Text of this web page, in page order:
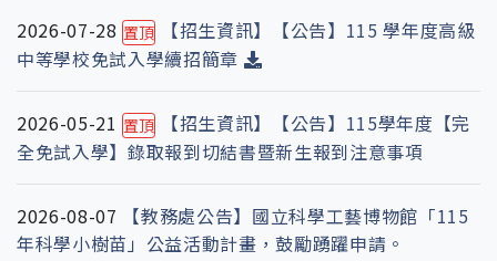
2026-07-28置頂
【招生資訊】【公告】115 學年度高級
中等學校免試入學續招簡章
2026-05-21置頂
【招生資訊】【公告】115學年度【完
全免試入學】錄取報到切結書暨新生報到注意事項
2026-08-07
【教務處公告】國立科學工藝博物館「115
年科學小樹苗」公益活動計畫，鼓勵踴躍申請。